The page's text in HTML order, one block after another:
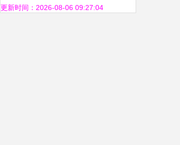
更新时间：2026-08-06 09:27:04